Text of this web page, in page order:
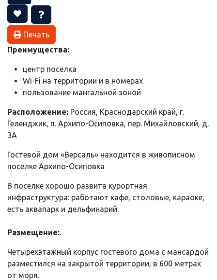
Печать
Преимущества:
центр поселка
Wi-Fi на территории и в номерах
пользование мангальной зоной
Расположение: Россия, Краснодарский край, г.
Геленджик, п. Архипо-Осиповка, пер. Михайловский, д.
3А
Гостевой дом «Версаль» находится в живописном
поселке Архипо-Осиповка
В поселке хорошо развита курортная
инфраструктура: работают кафе, столовые, караоке,
есть аквапарк и дельфинарий.
Размещение:
Четырехэтажный корпус гостевого дома с мансардой
разместился на закрытой территории, в 600 метрах
от моря.